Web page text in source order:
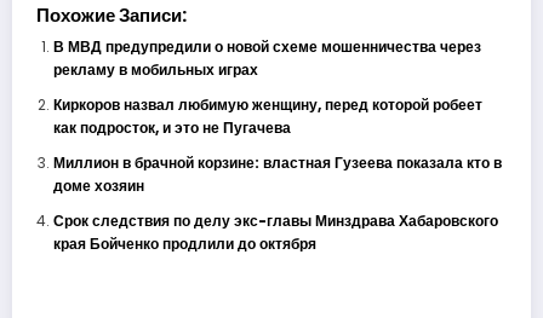
Похожие Записи:
В МВД предупредили о новой схеме мошенничества через
рекламу в мобильных играх
Киркоров назвал любимую женщину, перед которой робеет
как подросток, и это не Пугачева
Миллион в брачной корзине: властная Гузеева показала кто в
доме хозяин
Срок следствия по делу экс-главы Минздрава Хабаровского
края Бойченко продлили до октября